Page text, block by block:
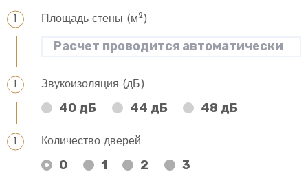
Площадь стены (м2)
Звукоизоляция (дБ)
40 дБ 44 дБ 48 дБ
Количество дверей
0 1 2 3